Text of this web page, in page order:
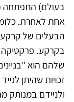
בעולם) התפתחה
אחת לאחרת.
הבעלים של קרקע
בקרקע. פרקטיקה
שלהם הוא
זכויות שהיתן
ולניידם במנותק